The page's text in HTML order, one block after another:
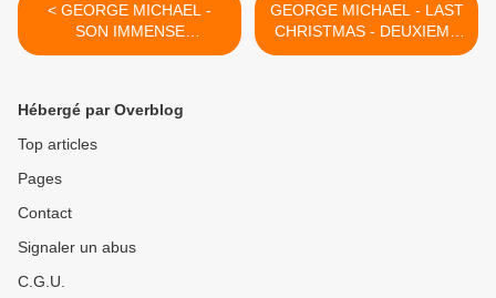
< GEORGE MICHAEL -
SON IMMENSE
ADMIRATION POUR AMY
GEORGE MICHAEL - LAST
CHRISTMAS - DEUXIEME
TRAILER !! >
Hébergé par Overblog
Top articles
Pages
Contact
Signaler un abus
C.G.U.